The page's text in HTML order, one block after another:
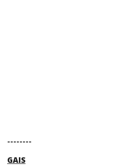
--------
GAIS